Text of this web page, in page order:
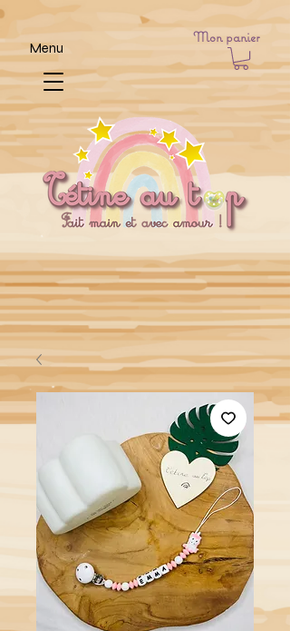
Mon panier
Menu